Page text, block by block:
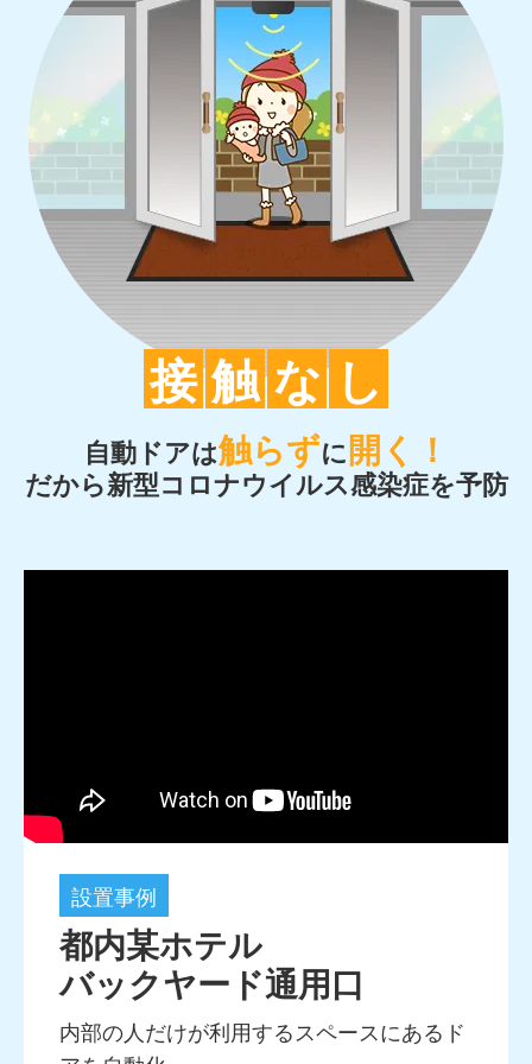
接 触 な し
自動ドアは触らずに開く！
だから新型コロナウイルス感染症を予防
設置事例
都内某ホテル
バックヤード通用口
内部の人だけが利用するスペースにあるド